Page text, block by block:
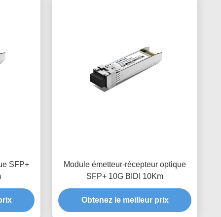
SFP+
Module émetteur-récepteur optique
SFP+ 10G BIDI 10Km
Obtenez le meilleur prix